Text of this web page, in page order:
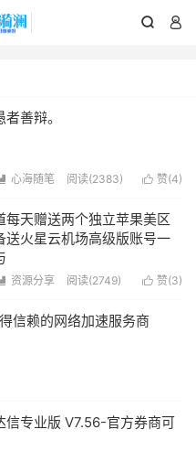
 
善辩。
 赞(4)
心海随笔 阅读(2383)
每天赠送两个独立苹果美区
送火星云机场高级版账号一
 赞(3)
资源分享 阅读(2749)
信赖的网络加速服务商
信专业版 V7.56-官方券商可